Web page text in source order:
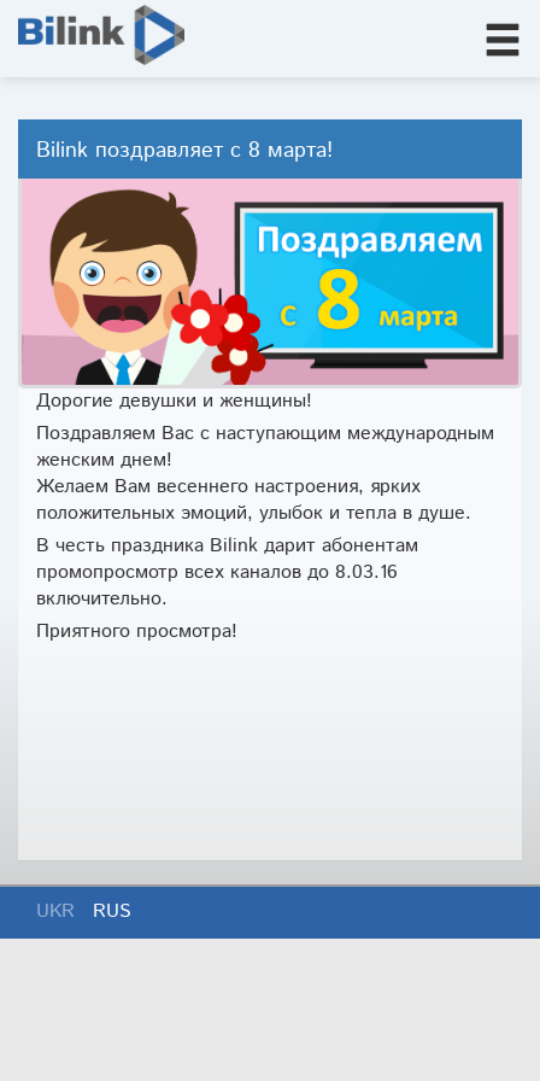
Bilink поздравляет с 8 марта!
Дорогие девушки и женщины!
Поздравляем Вас с наступающим международным
женским днем!
Желаем Вам весеннего настроения, ярких
положительных эмоций, улыбок и тепла в душе.
В честь праздника Bilink дарит абонентам
промопросмотр всех каналов до 8.03.16
включительно.
Приятного просмотра!
UKR RUS